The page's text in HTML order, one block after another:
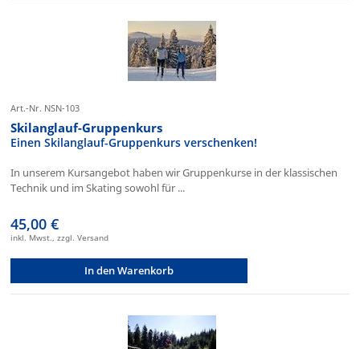
Art.-Nr. NSN-103
Skilanglauf-Gruppenkurs
Einen Skilanglauf-Gruppenkurs verschenken!
In unserem Kursangebot haben wir Gruppenkurse in der klassischen
Technik und im Skating sowohl für ...
45,00 €
inkl. Mwst., zzgl. Versand
In den Warenkorb